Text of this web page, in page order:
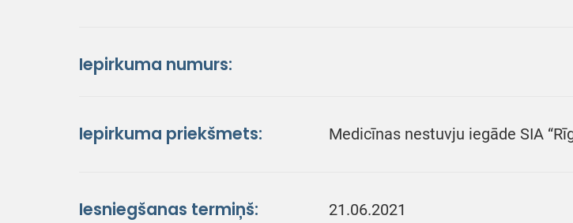
Iepirkuma numurs:
Iepirkuma priekšmets: Medicīnas nestuvju iegāde SIA
Iesniegšanas termiņš: 21.06.2021